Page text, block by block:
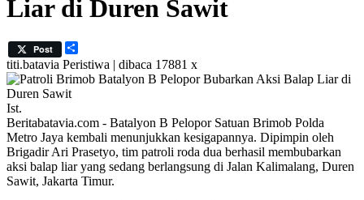
Liar di Duren Sawit
Post
titi.batavia Peristiwa | dibaca 17881 x
Ist.
Beritabatavia.com - Batalyon B Pelopor Satuan Brimob Polda
Metro Jaya kembali menunjukkan kesigapannya. Dipimpin oleh
Brigadir Ari Prasetyo, tim patroli roda dua berhasil membubarkan
aksi balap liar yang sedang berlangsung di Jalan Kalimalang, Duren
Sawit, Jakarta Timur.